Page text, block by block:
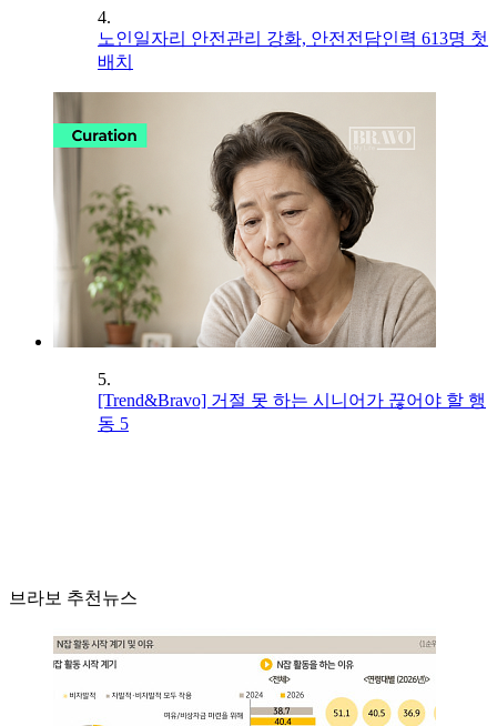
4.
노인일자리 안전관리 강화, 안전전담인력 613명 첫
배치
5.
[Trend&Bravo] 거절 못 하는 시니어가 끊어야 할 행
동 5
브라보 추천뉴스